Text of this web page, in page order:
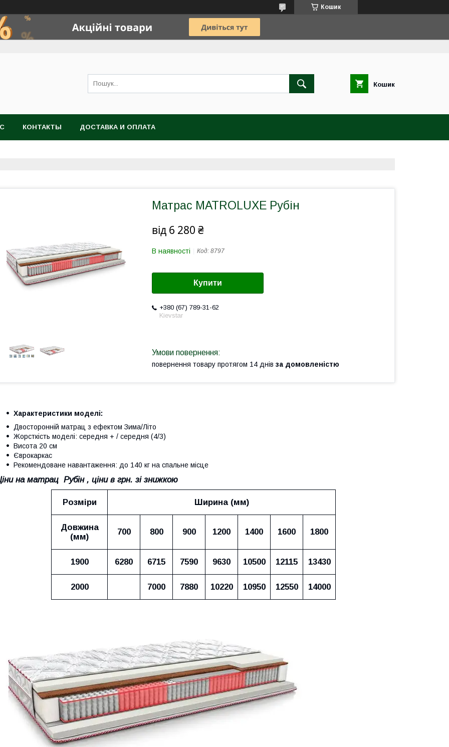
Кошик
Кошик
КОНТАКТЫ ДОСТАВКА И ОПЛАТА
Матрас MATROLUXE Рубін
від 6 280 ₴
В наявності Код: 8797
Купити
+380 (67) 789-31-62
Kievstar
повернення товару протягом 14 днів за домовленістю
Характеристики моделі:
Двосторонній матрац з ефектом Зима/Літо
Жорсткість моделі: середня + / середня (4/3)
Висота 20 см
Єврокаркас
Рекомендоване навантаження: до 140 кг на спальне місце
на матрац Рубін , ціни в грн. зі знижкою
Розміри Ширина (мм)
Довжина
(мм)
700 800 900 1200 1400 1600 1800
1900 6280 6715 7590 9630 10500 12115 13430
2000 7000 7880 10220 10950 12550 14000